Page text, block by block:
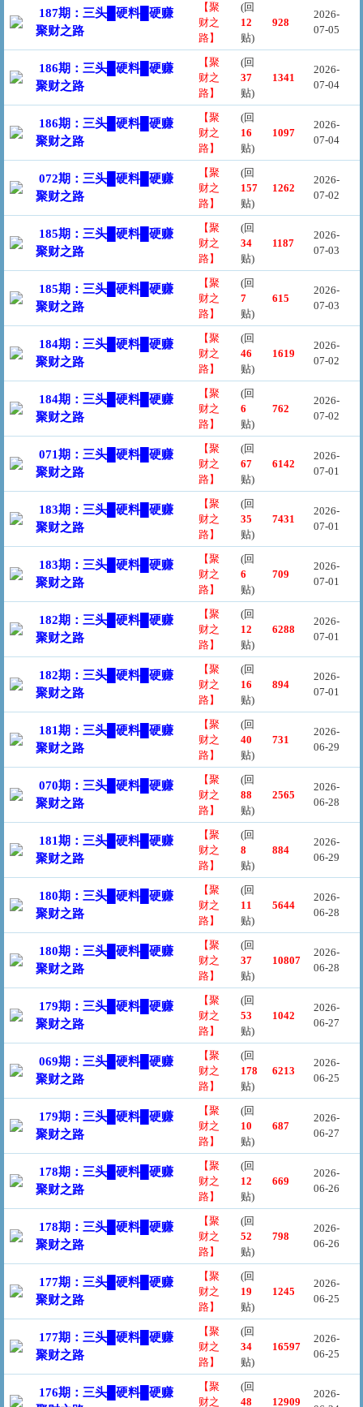
187期：三头█硬料█硬赚
聚财之路
【聚
财之
路】
(回
12
贴)
928
2026-
07-05
186期：三头█硬料█硬赚
聚财之路
【聚
财之
路】
(回
37
贴)
1341
2026-
07-04
186期：三头█硬料█硬赚
聚财之路
【聚
财之
路】
(回
16
贴)
1097
2026-
07-04
072期：三头█硬料█硬赚
聚财之路
【聚
财之
路】
(回
157
贴)
1262
2026-
07-02
185期：三头█硬料█硬赚
聚财之路
【聚
财之
路】
(回
34
贴)
1187
2026-
07-03
185期：三头█硬料█硬赚
聚财之路
【聚
财之
路】
(回
7
贴)
615
2026-
07-03
184期：三头█硬料█硬赚
聚财之路
【聚
财之
路】
(回
46
贴)
1619
2026-
07-02
184期：三头█硬料█硬赚
聚财之路
【聚
财之
路】
(回
6
贴)
762
2026-
07-02
071期：三头█硬料█硬赚
聚财之路
【聚
财之
路】
(回
67
贴)
6142
2026-
07-01
183期：三头█硬料█硬赚
聚财之路
【聚
财之
路】
(回
35
贴)
7431
2026-
07-01
183期：三头█硬料█硬赚
聚财之路
【聚
财之
路】
(回
6
贴)
709
2026-
07-01
182期：三头█硬料█硬赚
聚财之路
【聚
财之
路】
(回
12
贴)
6288
2026-
07-01
182期：三头█硬料█硬赚
聚财之路
【聚
财之
路】
(回
16
贴)
894
2026-
07-01
181期：三头█硬料█硬赚
聚财之路
【聚
财之
路】
(回
40
贴)
731
2026-
06-29
070期：三头█硬料█硬赚
聚财之路
【聚
财之
路】
(回
88
贴)
2565
2026-
06-28
181期：三头█硬料█硬赚
聚财之路
【聚
财之
路】
(回
8
贴)
884
2026-
06-29
180期：三头█硬料█硬赚
聚财之路
【聚
财之
路】
(回
11
贴)
5644
2026-
06-28
180期：三头█硬料█硬赚
聚财之路
【聚
财之
路】
(回
37
贴)
10807
2026-
06-28
179期：三头█硬料█硬赚
聚财之路
【聚
财之
路】
(回
53
贴)
1042
2026-
06-27
069期：三头█硬料█硬赚
聚财之路
【聚
财之
路】
(回
178
贴)
6213
2026-
06-25
179期：三头█硬料█硬赚
聚财之路
【聚
财之
路】
(回
10
贴)
687
2026-
06-27
178期：三头█硬料█硬赚
聚财之路
【聚
财之
路】
(回
12
贴)
669
2026-
06-26
178期：三头█硬料█硬赚
聚财之路
【聚
财之
路】
(回
52
贴)
798
2026-
06-26
177期：三头█硬料█硬赚
聚财之路
【聚
财之
路】
(回
19
贴)
1245
2026-
06-25
177期：三头█硬料█硬赚
聚财之路
【聚
财之
路】
(回
34
贴)
16597
2026-
06-25
176期：三头█硬料█硬赚
【聚
财之
(回
48
12909
2026-